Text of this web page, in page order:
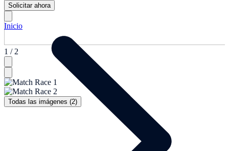
1 / 2
Todas las imágenes (2)
Solicitar ahora
Inicio